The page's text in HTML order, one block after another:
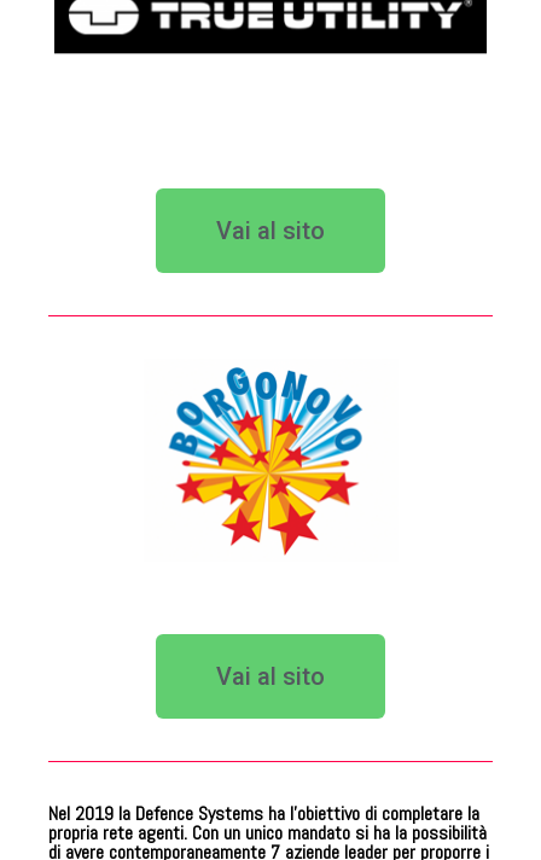
Vai al sito
Vai al sito
Nel 2019 la Defence Systems ha l’obiettivo di completare la
propria rete agenti. Con un unico mandato si ha la possibilità
di avere contemporaneamente 7 aziende leader per proporre i